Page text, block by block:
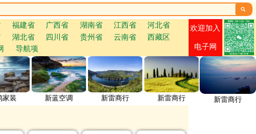

福建省 广西省 湖南省 江西省
河北省
湖北省 四川省 贵州省 云南省
西藏区
导航项
欢迎加入
电子网
家装 新蓝空调 新雷商行 新雷商行 新雷商行